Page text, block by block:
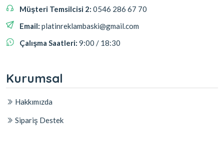
Müşteri Temsilcisi 2: 0546 286 67 70
Email: platinreklambaski@gmail.com
Çalışma Saatleri: 9:00 / 18:30
Kurumsal
Hakkımızda
Sipariş Destek